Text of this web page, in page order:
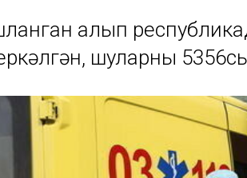
алып
шуларның